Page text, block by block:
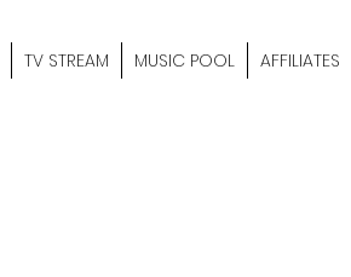
TV STREAM MUSIC POOL AFFILIATES